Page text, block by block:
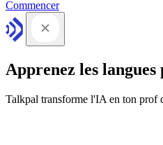
Commencer
Apprenez les
Talkpal transforme l'IA en ton prof